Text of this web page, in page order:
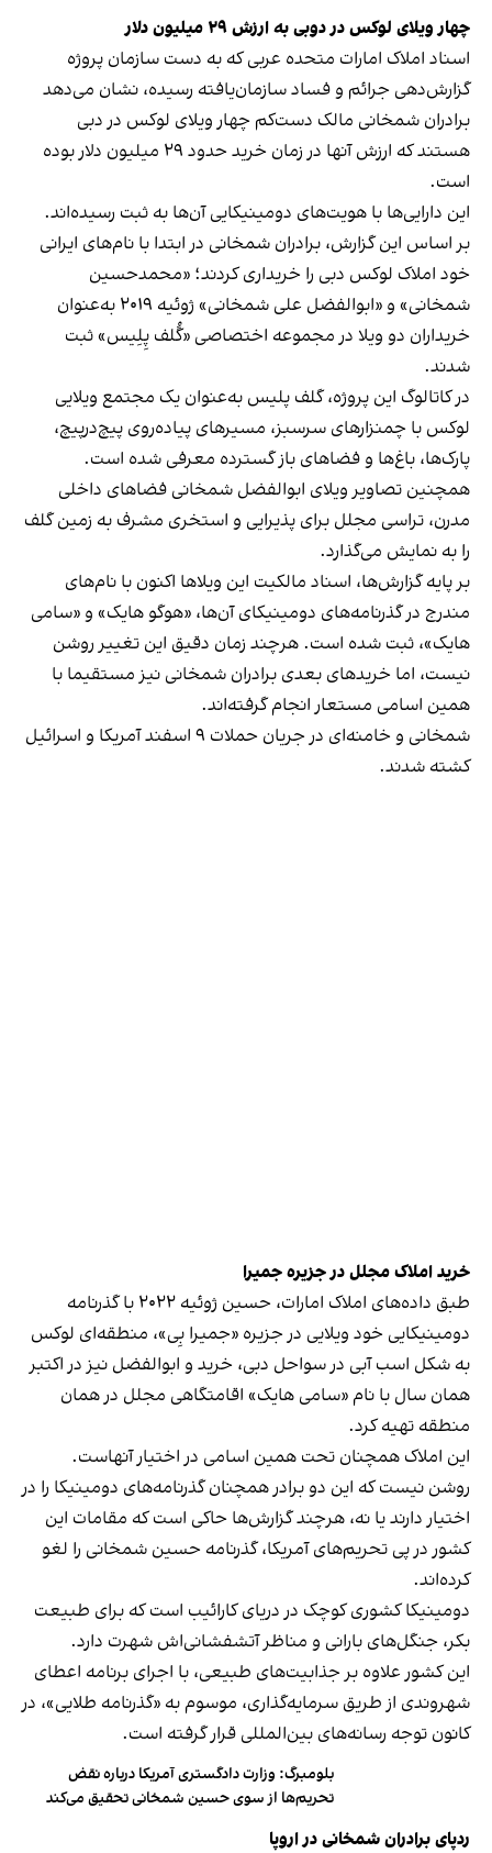
چهار ویلای لوکس در دوبی به ارزش ۲۹ میلیون دلار
اسناد املاک امارات متحده عربی که به ‌دست سازمان پروژه
گزارش‌دهی جرائم و فساد سازمان‌یافته رسیده، نشان می‌دهد
برادران شمخانی مالک دست‌کم چهار ویلای لوکس در دبی
هستند که ارزش آنها در زمان خرید حدود ۲۹ میلیون دلار بوده
است.
این دارایی‌ها با هویت‌های دومینیکایی آن‌ها به ثبت رسیده‌اند.
بر اساس این گزارش، برادران شمخانی در ابتدا با نام‌های ایرانی
خود املاک لوکس دبی را خریداری کردند؛ «محمدحسین
شمخانی» و «ابوالفضل علی شمخانی» ژوئیه ۲۰۱۹ به‌عنوان
خریداران دو ویلا در مجموعه اختصاصی «گُلف پِلِیس» ثبت
شدند.
در کاتالوگ این پروژه، گلف پلیس به‌عنوان یک مجتمع ویلایی
لوکس با چمنزارهای سرسبز، مسیرهای پیاده‌روی پیچ‌درپیچ،
پارک‌ها، باغ‌ها و فضاهای باز گسترده معرفی شده است.
همچنین تصاویر ویلای ابوالفضل شمخانی فضاهای داخلی
مدرن، تراسی مجلل برای پذیرایی و استخری مشرف به زمین گلف
را به نمایش می‌گذارد.
بر پایه گزارش‌ها، اسناد مالکیت این ویلاها اکنون با نام‌های
مندرج در گذرنامه‌های دومینیکای آن‌ها، «هوگو هایک» و «سامی
هایک»، ثبت شده است. هرچند زمان دقیق این تغییر روشن
نیست، اما خریدهای بعدی برادران شمخانی نیز مستقیما با
همین اسامی مستعار انجام گرفته‌اند.
شمخانی و خامنه‌ای در جریان حملات ۹ اسفند آمریکا و اسرائیل
کشته شدند.
خرید املاک مجلل در جزیره جمیرا
طبق داده‌های املاک امارات، حسین ژوئیه ۲۰۲۲ با گذرنامه
دومینیکایی خود ویلایی در جزیره «جمیرا بِی»، منطقه‌ای لوکس
به شکل اسب آبی در سواحل دبی، خرید و ابوالفضل نیز در اکتبر
همان سال با نام «سامی هایک» اقامتگاهی مجلل در همان
منطقه تهیه کرد.
این املاک همچنان تحت همین اسامی در اختیار آنهاست.
روشن نیست که این دو برادر همچنان گذرنامه‌های دومینیکا را در
اختیار دارند یا نه، هرچند گزارش‌ها حاکی است که مقامات این
کشور در پی تحریم‌های آمریکا، گذرنامه حسین شمخانی را لغو
کرده‌اند.
دومینیکا کشوری کوچک در دریای کارائیب است که برای طبیعت
بکر، جنگل‌های بارانی و مناظر آتشفشانی‌اش شهرت دارد.
این کشور علاوه بر جذابیت‌های طبیعی، با اجرای برنامه اعطای
شهروندی از طریق سرمایه‌گذاری، موسوم به «گذرنامه طلایی»، در
کانون توجه رسانه‌های بین‌المللی قرار گرفته است.
بلومبرگ: وزارت دادگستری آمریکا درباره نقض
تحریم‌ها از سوی حسین شمخانی تحقیق می‌کند
ردپای برادران شمخانی در اروپا